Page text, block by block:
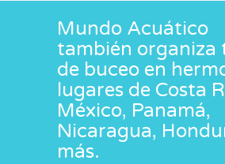
Mundo Acuático
también organiza
de buceo en
lugares de Costa
México, Panamá,
Nicaragua,
más.